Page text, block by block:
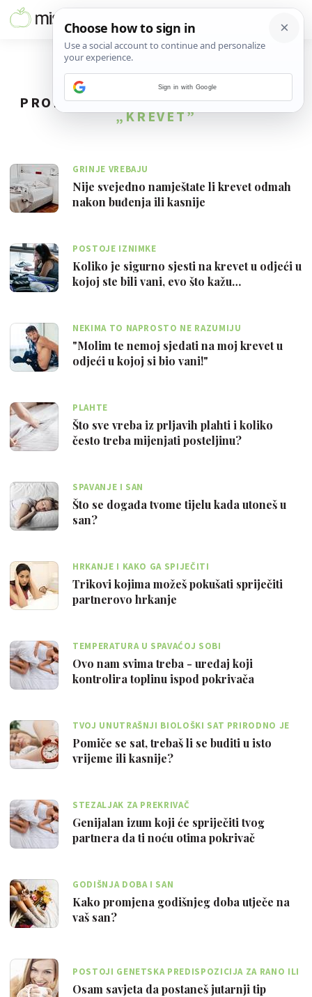
PRONAĐENO20REZULTATA ZA TAG
„KREVET”
GRINJE VREBAJU
Nije svejedno namještate li krevet odmah
nakon buđenja ili kasnije
POSTOJE IZNIMKE
Koliko je sigurno sjesti na krevet u odjeći u
kojoj ste bili vani, evo što kažu…
NEKIMA TO NAPROSTO NE RAZUMIJU
"Molim te nemoj sjedati na moj krevet u
odjeći u kojoj si bio vani!"
PLAHTE
Što sve vreba iz prljavih plahti i koliko
često treba mijenjati posteljinu?
SPAVANJE I SAN
Što se događa tvome tijelu kada utoneš u
san?
HRKANJE I KAKO GA SPIJEČITI
Trikovi kojima možeš pokušati spriječiti
partnerovo hrkanje
TEMPERATURA U SPAVAĆOJ SOBI
Ovo nam svima treba - uređaj koji
kontrolira toplinu ispod pokrivača
TVOJ UNUTRAŠNJI BIOLOŠKI SAT PRIRODNO JE
USKLAĐEN S DNEVNIM SVJETLOM
Pomiče se sat, trebaš li se buditi u isto
vrijeme ili kasnije?
STEZALJAK ZA PREKRIVAČ
Genijalan izum koji će spriječiti tvog
partnera da ti noću otima pokrivač
GODIŠNJA DOBA I SAN
Kako promjena godišnjeg doba utječe na
vaš san?
POSTOJI GENETSKA PREDISPOZICIJA ZA RANO ILI
KASNO BUĐENJE
Osam savjeta da postaneš jutarnji tip
Sign in with Google